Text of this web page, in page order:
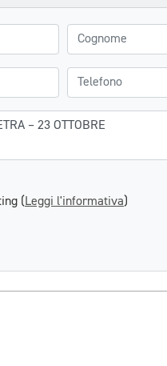
Cognome
Telefono
(Leggi l'informativa)